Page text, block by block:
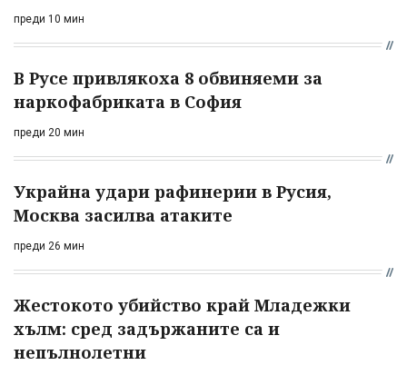
преди 10 мин
В Русе привлякоха 8 обвиняеми за
наркофабриката в София
преди 20 мин
Украйна удари рафинерии в Русия,
Москва засилва атаките
преди 26 мин
Жестокото убийство край Младежки
хълм: сред задържаните са и
непълнолетни